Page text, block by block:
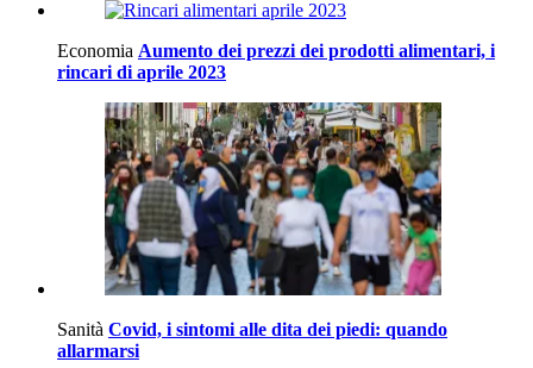
Economia Aumento dei prezzi dei prodotti alimentari, i
rincari di aprile 2023
Sanità Covid, i sintomi alle dita dei piedi: quando
allarmarsi